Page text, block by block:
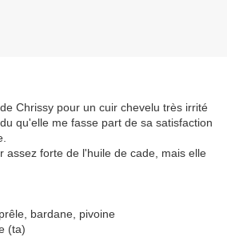
Chrissy pour un cuir chevelu très irrité
qu'elle me fasse part de sa satisfaction
assez forte de l'huile de cade, mais elle
bardane, pivoine
(ta)